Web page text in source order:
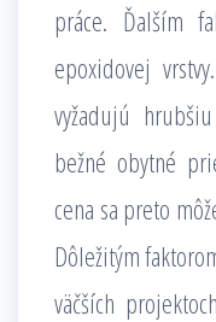
práce. Ďalším
epoxidovej
vyžadujú
bežné obytné
cena sa preto
Dôležitým
väčších